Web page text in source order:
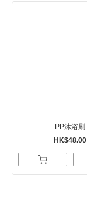
PP沐浴刷
HK$48.00